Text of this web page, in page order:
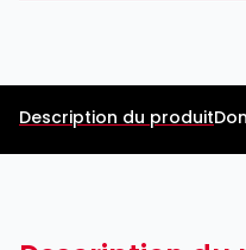
Description du produit